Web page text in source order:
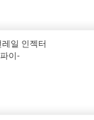
일 인젝터
이-